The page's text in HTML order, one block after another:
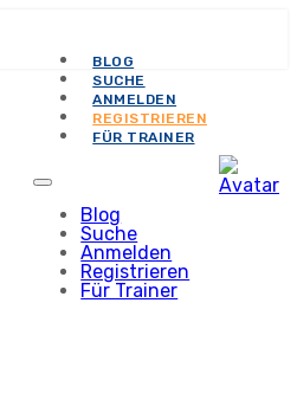
BLOG
SUCHE
ANMELDEN
REGISTRIEREN
FÜR TRAINER
Blog
Suche
Anmelden
Registrieren
Für Trainer